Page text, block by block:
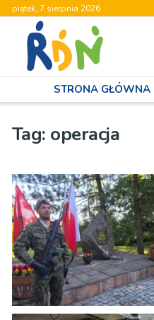
piątek, 7 sierpnia 2026
STRONA GŁÓWNA
Tag: operacja